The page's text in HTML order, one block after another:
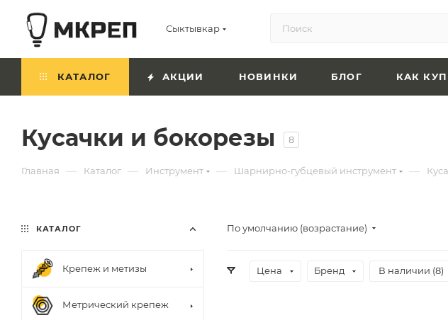
Сыктывкар
КАТАЛОГ АКЦИИ НОВИНКИ БЛОГ КАК
Кусачки и бокорезы 8
Главная — Каталог — Инструмент — Шарнирно-губцевый инструмент —
По умолчанию (возрастание)
Цена Бренд В наличии (8)
КАТАЛОГ
Крепеж и метизы
Метрический крепеж